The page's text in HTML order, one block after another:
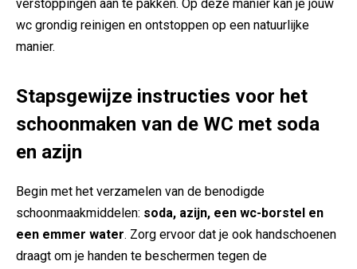
verstoppingen aan te pakken. Op deze manier kan je jouw
wc grondig reinigen en ontstoppen op een natuurlijke
manier.
Stapsgewijze instructies voor het
schoonmaken van de WC met soda
en azijn
Begin met het verzamelen van de benodigde
schoonmaakmiddelen: soda, azijn, een wc-borstel en
een emmer water. Zorg ervoor dat je ook handschoenen
draagt om je handen te beschermen tegen de